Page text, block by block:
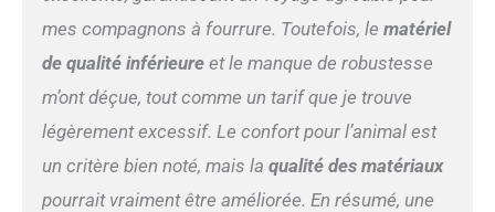
mes compagnons à fourrure. Toutefois, le matériel
de qualité inférieureet le manque de robustesse
m’ont déçue, tout comme un tarif que je trouve
légèrement excessif. Le confort pour l’animal est
un critère bien noté, mais la qualité des matériaux
pourrait vraiment être améliorée. En résumé, une